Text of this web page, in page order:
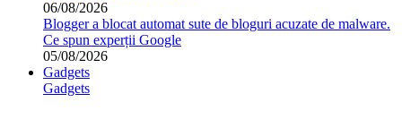
06/08/2026
Blogger a blocat automat sute de bloguri acuzate de malware.
Ce spun experții Google
05/08/2026
Gadgets
Gadgets